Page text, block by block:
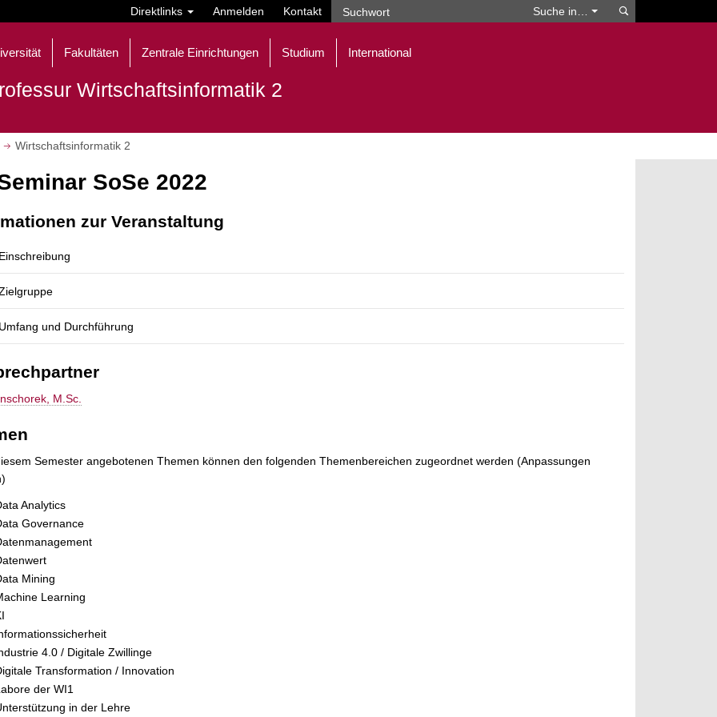
Direktlinks Anmelden Kontakt Suche in…
Fakultäten Zentrale Einrichtungen Studium International
Wirtschaftsinformatik 2
Wirtschaftsinformatik 2
SoSe 2022
zur Veranstaltung
Einschreibung
Umfang und Durchführung
M.Sc.
Semester angebotenen Themen können den folgenden Themenbereichen zugeordnet werden (Anpassungen
Analytics
Governance
Mining
Learning
4.0 / Digitale Zwillinge
Transformation / Innovation
der WI1
in der Lehre